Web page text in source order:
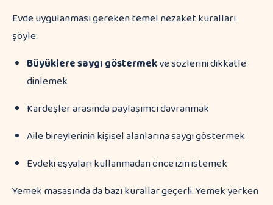
Evde uygulanması gereken temel nezaket kuralları
şöyle:
Büyüklere saygı göstermekve sözlerini dikkatle
dinlemek
Kardeşler arasında paylaşımcı davranmak
Aile bireylerinin kişisel alanlarına saygı göstermek
Evdeki eşyaları kullanmadan önce izin istemek
Yemek masasında da bazı kurallar geçerli. Yemek yerken